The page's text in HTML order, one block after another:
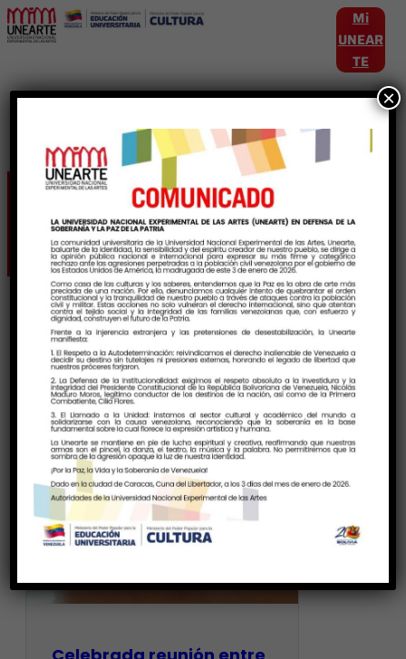
Mi
UNEAR
TE
Categoría:Revistas
×